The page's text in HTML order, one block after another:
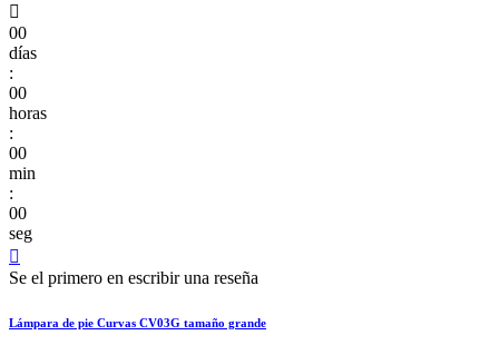

00
días
:
00
horas
:
00
min
:
00
seg

Se el primero en escribir una reseña
Lámpara de pie Curvas CV03G tamaño grande